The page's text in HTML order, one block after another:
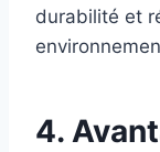
durabilité et
4.